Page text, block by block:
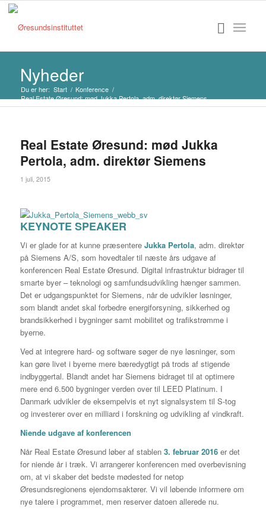
Nyheder
Du er her: Start / Konference /
Real Estate Øresund: mød Jukka Pertola, adm. direktør Siemens
Real Estate Øresund: mød Jukka
Pertola, adm. direktør Siemens
1 juli, 2015
KEYNOTE SPEAKER
Vi er glade for at kunne præsentere Jukka Pertola, adm. direktør
på Siemens A/S, som hovedtaler til næste års udgave af
konferencen Real Estate Øresund. Digital infrastruktur bidrager til
smarte byer – teknologi og samfundsudvikling hænger sammen.
Det er udgangspunktet for Siemens, når de udvikler løsninger,
som blandt andet skal forbedre energiforsyning, sikkerhed og
brandsikkerhed i bygninger samt mobilitet og trafikstrømme i
byerne.
Ved at integrere hard- og software søger de nye løsninger, som
kan gøre livet i byerne mere bæredygtigt på trods af stigende
indbyggertal. Blandt andet har Siemens bidraget til at optimere
mere end 6.500 bygninger verden over til LEED Platinum. I
Danmark udvikler de eksempelvis et nyt signalsystem til S-tog
og investerer over en milliard i forskning og udvikling af vindkraft.
Niende udgave af konferencen
Når Real Estate Øresund løber af stablen 3. februar 2016er det
for niende år i træk. Vi arrangerer konferencen med overbevisning
om, at vi skaber det bedste mødested for netop
Øresundsregionens ejendomsaktører. Vi vil løbende informere om
nye talere i programmet, men reserver datoen allerede nu.